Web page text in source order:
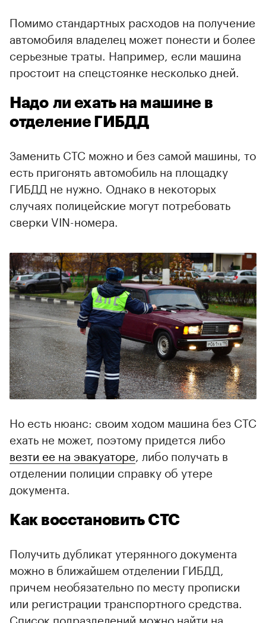
Помимо стандартных расходов на получение
автомобиля владелец может понести и более
серьезные траты. Например, если машина
простоит на спецстоянке несколько дней.
Надо ли ехать на машине в
отделение ГИБДД
Заменить СТС можно и без самой машины, то
есть пригонять автомобиль на площадку
ГИБДД не нужно. Однако в некоторых
случаях полицейские могут потребовать
сверки VIN-номера.
Но есть нюанс: своим ходом машина без СТС
ехать не может, поэтому придется либо
везти ее на эвакуаторе , либо получать в
отделении полиции справку об утере
документа.
Как восстановить СТС
Получить дубликат утерянного документа
можно в ближайшем отделении ГИБДД,
причем необязательно по месту прописки
или регистрации транспортного средства.
Список подразделений можно найти на